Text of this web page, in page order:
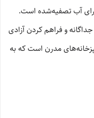
آب تصفیه‌شده است.
و فراهم کردن آزادی
مدرن است که به